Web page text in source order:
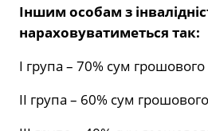
Іншим особам з
нараховуватиметься так:
І група – 70% сум
II група – 60% сум